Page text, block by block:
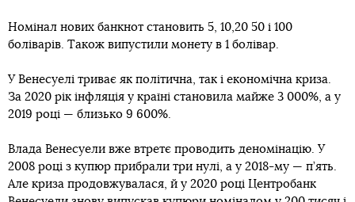
Номінал нових банкнот становить 5, 10,20 50 і 100
боліварів. Також випустили монету в 1 болівар.
У Венесуелі триває як політична, так і економічна криза.
За 2020 рік інфляція у країні становила майже 3 000%, а у
2019 році — близько 9 600%.
Влада Венесуели вже втретє проводить деномінацію. У
2008 році з купюр прибрали три нулі, а у 2018-му — п’ять.
Але криза продовжувалася, й у 2020 році Центробанк